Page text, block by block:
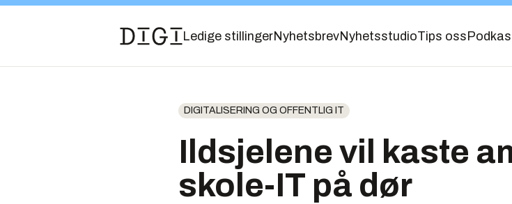
Ledige stillingerNyhetsbrevNyhetsstudioTips oss
DIGITALISERING OG OFFENTLIG IT
Ildsjelene vil kaste
skole-IT på dør